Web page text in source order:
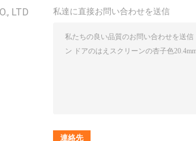
LTD 私達に直接お問い合わせを送信